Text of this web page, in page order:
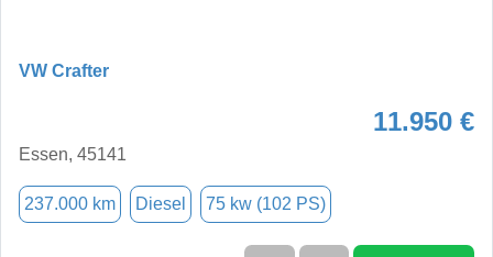
VW Crafter
11.950 €
Essen, 45141
237.000 km Diesel 75 kw (102 PS)